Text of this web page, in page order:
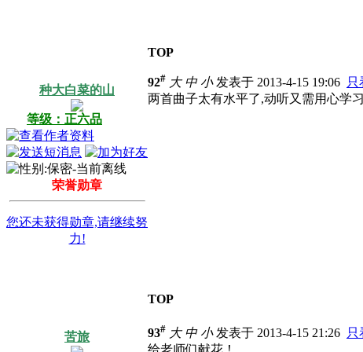
TOP
种大白菜的山
等级：正六品
荣誉勋章
您还未获得勋章,请继续努
力!
92# 大 中 小发表于 2013-4-15 19:06 只
两首曲子太有水平了,动听又需用心学
TOP
苦旅 93# 大 中 小发表于 2013-4-15 21:26 只